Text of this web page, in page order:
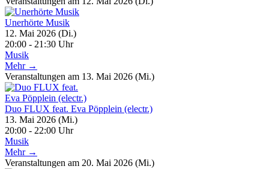
Unerhörte Musik
12. Mai 2026 (Di.)
20:00 - 21:30 Uhr
Musik
Mehr →
Veranstaltungen am 13. Mai 2026 (Mi.)
Duo FLUX feat. Eva Pöpplein (electr.)
13. Mai 2026 (Mi.)
20:00 - 22:00 Uhr
Musik
Mehr →
Veranstaltungen am 20. Mai 2026 (Mi.)